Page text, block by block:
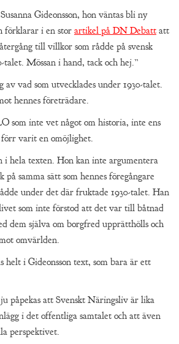
Gideonsson, hon väntas bli ny
förklarar i en stor artikel på DN Debatt att
till villkor som rådde på svensk
talet. Mössan i hand, tack och hej.”
vad som utvecklades under 1930-talet.
hennes företrädare.
som inte vet något om historia, inte ens
förr varit en omöjlighet.
i hela texten. Hon kan inte argumentera
på samma sätt som hennes föregångare
under det där fruktade 1930-talet. Han
som inte förstod att det var till båtnad
dem själva om borgfred upprätthölls och
omvärlden.
helt i Gideonsson text, som bara är ett
påpekas att Svenskt Näringsliv är lika
i det offentliga samtalet och att även
perspektivet.